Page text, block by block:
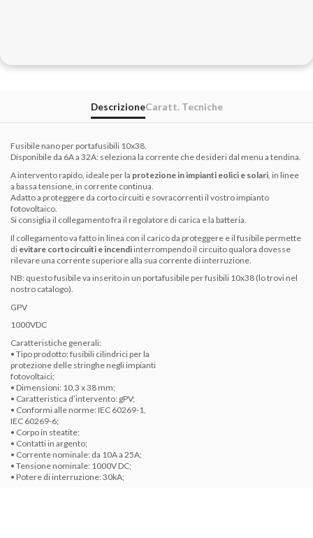
DescrizioneCaratt. Tecniche
Fusibile nano per portafusibili 10x38.
Disponibile da 6A a 32A: seleziona la corrente che desideri dal menu a tendina.
A intervento rapido, ideale per la protezione in impianti eolici e solari , in linee
a bassa tensione, in corrente continua.
Adatto a proteggere da corto circuiti e sovracorrenti il vostro impianto
fotovoltaico.
Si consiglia il collegamento fra il regolatore di carica e la batteria.
Il collegamento va fatto in linea con il carico da proteggere e il fusibile permette
di evitare cortocircuiti e incendi interrompendo il circuito qualora dovesse
rilevare una corrente superiore alla sua corrente di interruzione.
NB: questo fusibile va inserito in un portafusibile per fusibili 10x38 (lo trovi nel
nostro catalogo).
GPV
1000VDC
Caratteristiche generali:
• Tipo prodotto: fusibili cilindrici per la
protezione delle stringhe negli impianti
fotovoltaici;
• Dimensioni: 10,3 x 38 mm;
• Caratteristica d’intervento: gPV;
• Conformi alle norme: IEC 60269-1,
IEC 60269-6;
• Corpo in steatite;
• Contatti in argento;
• Corrente nominale: da 10A a 25A;
• Tensione nominale: 1000V DC;
• Potere di interruzione: 30kA;